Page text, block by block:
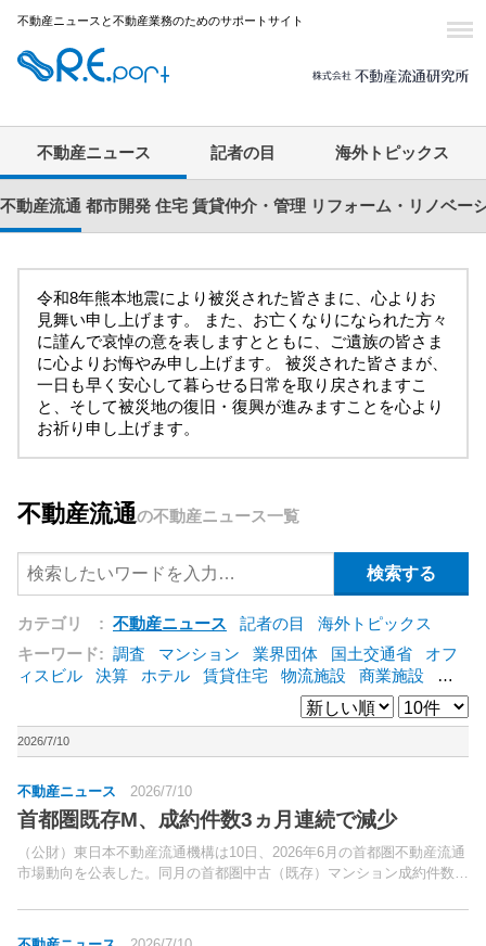
不動産ニュースと不動産業務のためのサポートサイト
不動産ニュース 記者の目 海外トピックス
不動産流通 都市開発 住宅 賃貸仲介・管理 リフォーム・リノベー
令和8年熊本地震により被災された皆さまに、心よりお
見舞い申し上げます。 また、お亡くなりになられた方々
に謹んで哀悼の意を表しますとともに、ご遺族の皆さま
に心よりお悔やみ申し上げます。 被災された皆さまが、
一日も早く安心して暮らせる日常を取り戻されますこ
と、そして被災地の復旧・復興が進みますことを心より
お祈り申し上げます。
不動産流通の不動産ニュース一覧
カテゴリ : 不動産ニュース 記者の目
海外トピックス
キーワード: 調査 マンション 業界団体 国土交通省
オフ
ィスビル
決算 ホテル 賃貸住宅 物流施設 商業施設
海
東急不動産 賃料
ア
野村不動産 ZEH [+]
2026/7/10
不動産ニュース 2026/7/10
首都圏既存M、成約件数3ヵ月連続で減少
（公財）東日本不動産流通機構は10日、2026年6月の首都圏不動産流通
市場動向を公表した。同月の首都圏中古（既存）マンション成約件数は